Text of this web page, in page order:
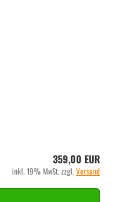
359,00 EUR
inkl. 19% MwSt. zzgl.Versand